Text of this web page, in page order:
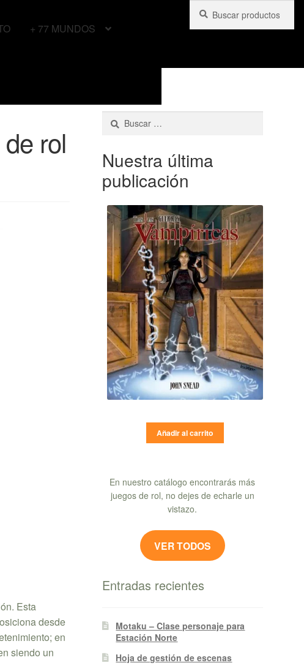
+ 77 MUNDOS
por:
rol
Esta
desde
en
siendo un
Buscar:
Nuestra última
publicación
Añadir al carrito
En nuestro catálogo encontrarás más
juegos de rol, no dejes de echarle un
vistazo.
VER TODOS
Entradas recientes
Motaku – Clase personaje para
Estación Norte
Hoja de gestión de escenas